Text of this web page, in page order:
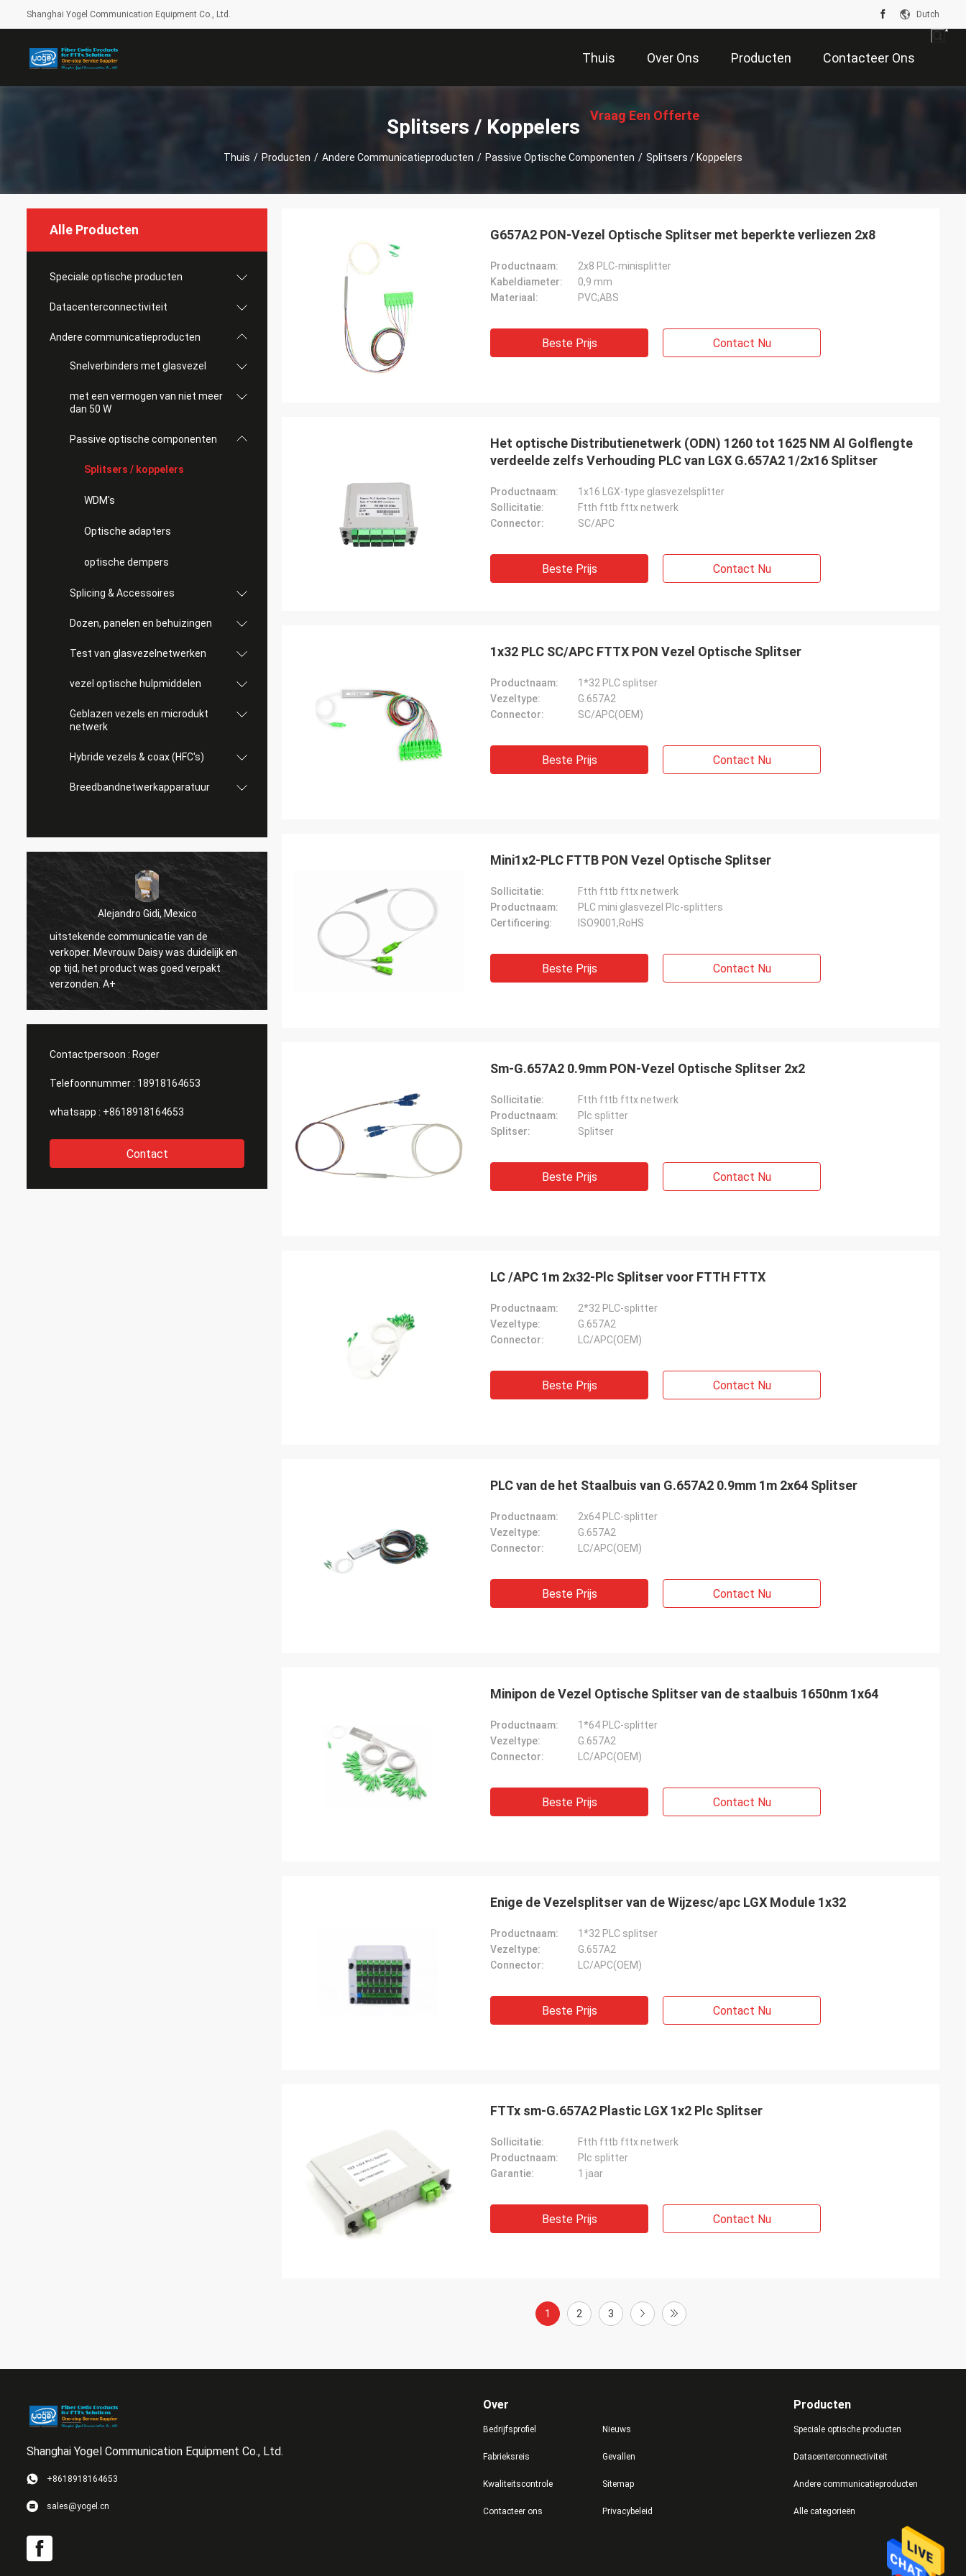
Shanghai Yogel Communication Equipment Co., Ltd. Dutch
Thuis Over Ons Producten Contacteer Ons
Vraag Een Offerte
Splitsers / Koppelers
Thuis / Producten / Andere Communicatieproducten / Passive Optische Componenten / Splitsers / Koppelers
Alle Producten
Speciale optische producten
Datacenterconnectiviteit
Andere communicatieproducten
Snelverbinders met glasvezel
met een vermogen van niet meer
dan 50 W
Passive optische componenten
Splitsers / koppelers
WDM's
Optische adapters
optische dempers
Splicing & Accessoires
Dozen, panelen en behuizingen
Test van glasvezelnetwerken
vezel optische hulpmiddelen
Geblazen vezels en microdukt
netwerk
Hybride vezels & coax (HFC's)
Breedbandnetwerkapparatuur
Alejandro Gidi, Mexico
uitstekende communicatie van de
verkoper. Mevrouw Daisy was duidelijk en
op tijd, het product was goed verpakt
verzonden. A+
Sergey Shapotkin, Russische Federatie
alles in orde
rhode alain,Frankrijk
professionals te werken. Ze zijn attent en
reageren snel.
Contactpersoon : Roger
Telefoonnummer : 18918164653
whatsapp : +8618918164653
Contact
G657A2 PON-Vezel Optische Splitser met beperkte verliezen 2x8
Productnaam:
2x8 PLC-minisplitter
Kabeldiameter:
0,9 mm
Materiaal:
PVC;ABS
Beste Prijs Contact Nu
Het optische Distributienetwerk (ODN) 1260 tot 1625 NM Al Golflengte
verdeelde zelfs Verhouding PLC van LGX G.657A2 1/2x16 Splitser
Productnaam:
1x16 LGX-type glasvezelsplitter
Sollicitatie:
Ftth fttb fttx netwerk
Connector:
SC/APC
Beste Prijs Contact Nu
1x32 PLC SC/APC FTTX PON Vezel Optische Splitser
Productnaam:
1*32 PLC splitser
Vezeltype:
G.657A2
Connector:
SC/APC(OEM)
Beste Prijs Contact Nu
Mini1x2-PLC FTTB PON Vezel Optische Splitser
Sollicitatie:
Ftth fttb fttx netwerk
Productnaam:
PLC mini glasvezel Plc-splitters
Certificering:
ISO9001,RoHS
Beste Prijs Contact Nu
Sm-G.657A2 0.9mm PON-Vezel Optische Splitser 2x2
Sollicitatie:
Ftth fttb fttx netwerk
Productnaam:
Plc splitter
Splitser:
Splitser
Beste Prijs Contact Nu
LC /APC 1m 2x32-Plc Splitser voor FTTH FTTX
Productnaam:
2*32 PLC-splitter
Vezeltype:
G.657A2
Connector:
LC/APC(OEM)
Beste Prijs Contact Nu
PLC van de het Staalbuis van G.657A2 0.9mm 1m 2x64 Splitser
Productnaam:
2x64 PLC-splitter
Vezeltype:
G.657A2
Connector:
LC/APC(OEM)
Beste Prijs Contact Nu
Minipon de Vezel Optische Splitser van de staalbuis 1650nm 1x64
Productnaam:
1*64 PLC-splitter
Vezeltype:
G.657A2
Connector:
LC/APC(OEM)
Beste Prijs Contact Nu
Enige de Vezelsplitser van de Wijzesc/apc LGX Module 1x32
Productnaam:
1*32 PLC splitser
Vezeltype:
G.657A2
Connector:
LC/APC(OEM)
Beste Prijs Contact Nu
FTTx sm-G.657A2 Plastic LGX 1x2 Plc Splitser
Sollicitatie:
Ftth fttb fttx netwerk
Productnaam:
Plc splitter
Garantie:
1 jaar
Beste Prijs Contact Nu
1 2 3
Shanghai Yogel Communication Equipment Co., Ltd.
+8618918164653
sales@yogel.cn
Over
Bedrijfsprofiel
Fabrieksreis
Kwaliteitscontrole
Contacteer ons
Nieuws
Gevallen
Sitemap
Privacybeleid
Producten
Speciale optische producten
Datacenterconnectiviteit
Andere communicatieproducten
Alle categorieën